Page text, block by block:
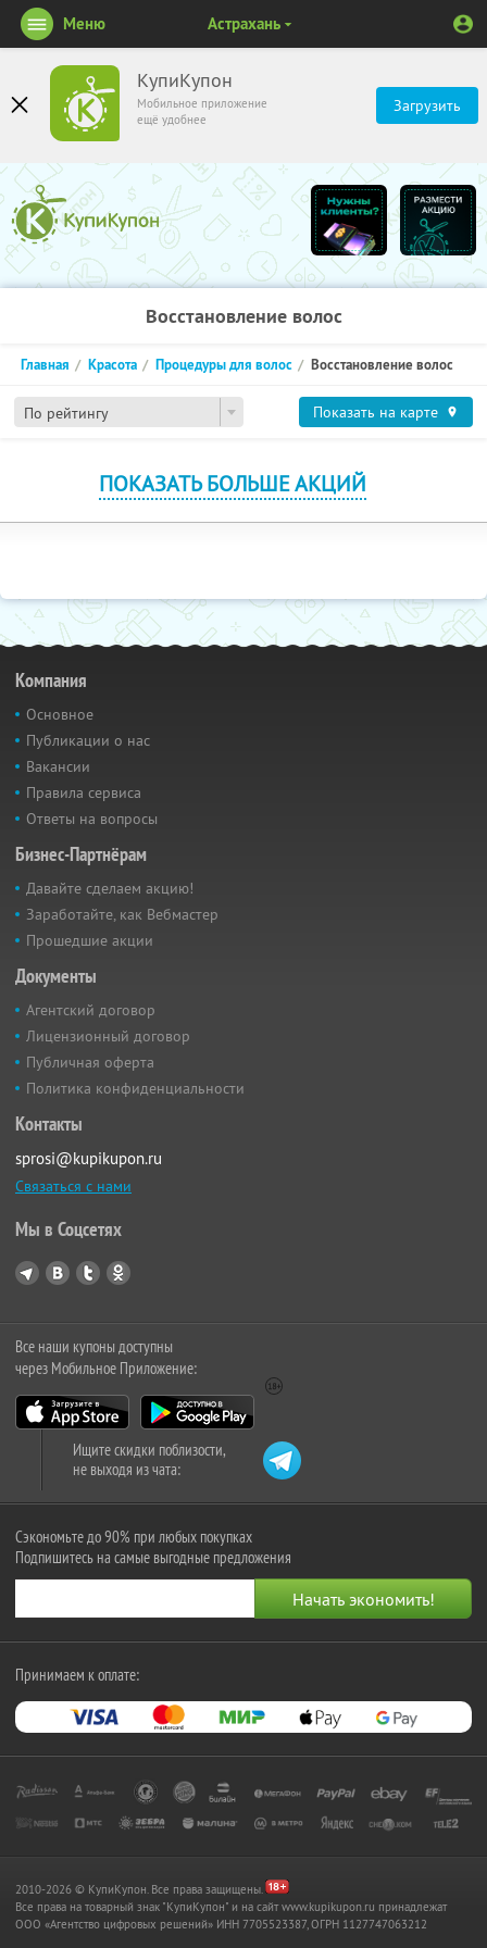
КупиКупон
Мобильное приложение
ещё удобнее
Загрузить
Меню Астрахань
Восстановление волос
По рейтингу
Главная Красота Процедуры для волос Восстановление волос
Показать на карте
ПОКАЗАТЬ БОЛЬШЕ АКЦИЙ
Компания
Основное
Публикации о нас
Вакансии
Правила сервиса
Ответы на вопросы
Бизнес-Партнёрам
Давайте сделаем акцию!
Заработайте, как Вебмастер
Прошедшие акции
Документы
Агентский договор
Лицензионный договор
Публичная оферта
Политика конфиденциальности
Контакты
sprosi@kupikupon.ru
Связаться с нами
Мы в Соцсетях
Все наши купоны доступны
через Мобильное Приложение:
Ищите скидки поблизости,
не выходя из чата:
Сэкономьте до 90% при любых покупках
Подпишитесь на самые выгодные предложения
Принимаем к оплате:
2010-2026 © КупиКупон. Все права защищены.
Все права на товарный знак "КупиКупон" и на сайт www.kupikupon.ru принадлежат
OOO «Агентство цифровых решений» ИНН 7705523387, ОГРН 1127747063212